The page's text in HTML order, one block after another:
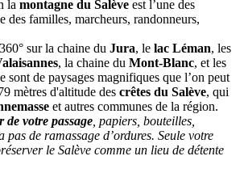
la montagne du Salève est l’une des
des familles, marcheurs, randonneurs,
sur la chaine du Jura, le lac Léman, les
, la chaine du Mont-Blanc, et les
sont de paysages magnifiques que l’on peut
mètres d'altitude des crêtes du Salève, qui
et autres communes de la région.
de votre passage , papiers, bouteilles,
pas de ramassage d’ordures. Seule votre
le Salève comme un lieu de détente